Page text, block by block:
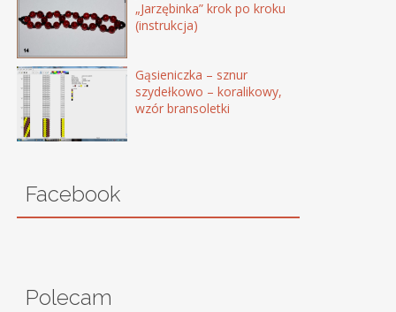
„Jarzębinka” krok po kroku
(instrukcja)
Gąsieniczka – sznur
szydełkowo – koralikowy,
wzór bransoletki
Facebook
Polecam